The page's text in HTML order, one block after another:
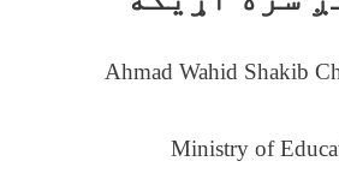
Ahmad Wahid Shakib
Ministry of